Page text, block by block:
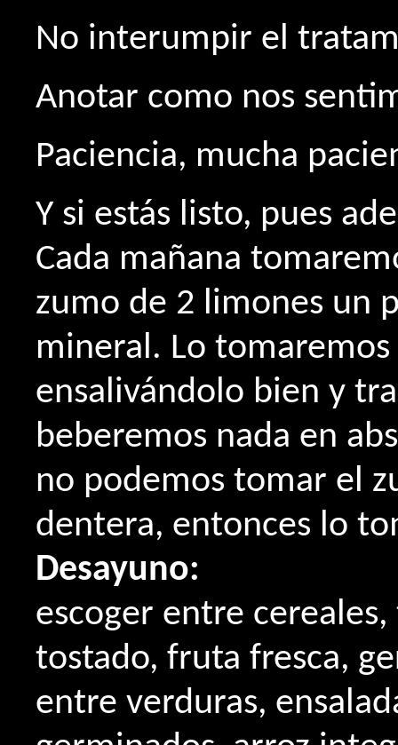
No interumpir el
Anotar como nos
Paciencia, mucha
Y si estás listo, pues
Cada mañana
zumo de 2 limones un
mineral. Lo
ensalivándolo bien y
beberemos nada en
no podemos tomar el
dentera, entonces lo
Desayuno:
escoger entre
tostado, fruta fresca,
entre verduras,